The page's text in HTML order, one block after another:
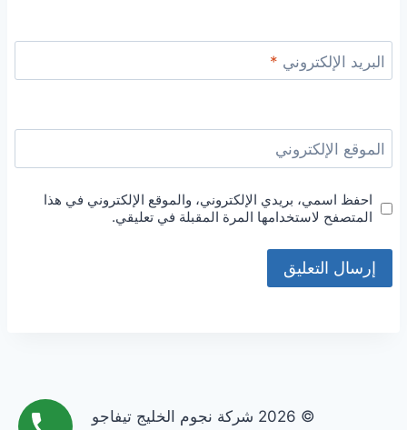
البريد الإلكتروني *
الموقع الإلكتروني
احفظ اسمي، بريدي الإلكتروني، والموقع الإلكتروني في هذا
المتصفح لاستخدامها المرة المقبلة في تعليقي.
© 2026 شركة نجوم الخليج تيفاجو